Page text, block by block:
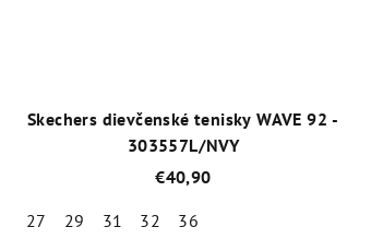
Skechers dievčenské tenisky WAVE 92 -
303557L/NVY
€40,90
27
29 31 32 36